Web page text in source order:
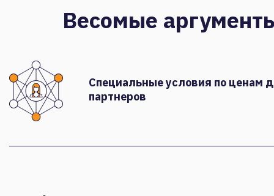
Весомые
Специальные условия по ценам
партнеров